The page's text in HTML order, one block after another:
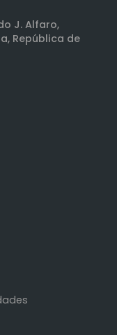
J. Alfaro,
República de